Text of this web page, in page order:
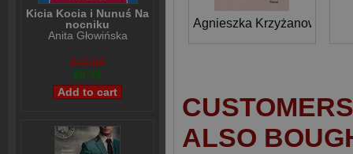
Kicia Kocia i Nunuś Na
nocniku
Anita Głowińska
$10,98
$8,99
Agnieszka Krzyżanowska
ALSO